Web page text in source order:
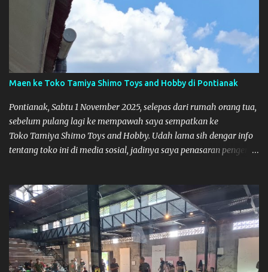
Maen ke Toko Tamiya Shimo Toys and Hobby di Pontianak
Pontianak, Sabtu 1 November 2025, selepas dari rumah orang tua,
sebelum pulang lagi ke mempawah saya sempatkan ke
Toko Tamiya Shimo Toys and Hobby. Udah lama sih dengar info
tentang toko ini di media sosial, jadinya saya penasaran pengen
bukanya di jam 1. Saya pulang dulu ke rumah ortu di Sepakat,
untuk istirahat. So malamnya sebelum pulang ke Mempawah
saya sempatkan lagi kesini. Saya belanja beberapa part disini.
Untuk Lokasi Tempat: